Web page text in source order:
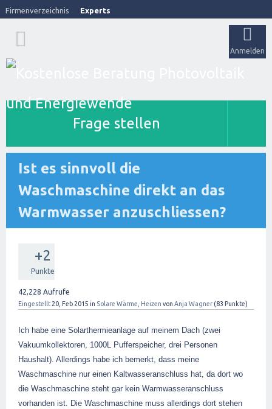
Firmenverzeichnis Experts
Anmelden
Frage stellen
Ist es sinnvoll die
Waschmaschine direkt an das
Warmwasser anzuschliessen?
+2
Punkte
42,228 Aufrufe
Eingestellt 20, Feb 2015 in Solare Wärme, Heizen von Anja Wagner (83 Punkte)
Ich habe eine Solarthermieanlage auf meinem Dach (zwei
Vakuumkollektoren, 1000L Pufferspeicher, drei Personen
Haushalt). Allerdings habe ich bemerkt, dass meine
Waschmaschine nur einen Kaltwasseranschluss hat, da dort wo
die Waschmaschine steht gar kein Warmwasseranschluss
vorhanden ist. Die Waschmaschine muss allerdings dort stehen